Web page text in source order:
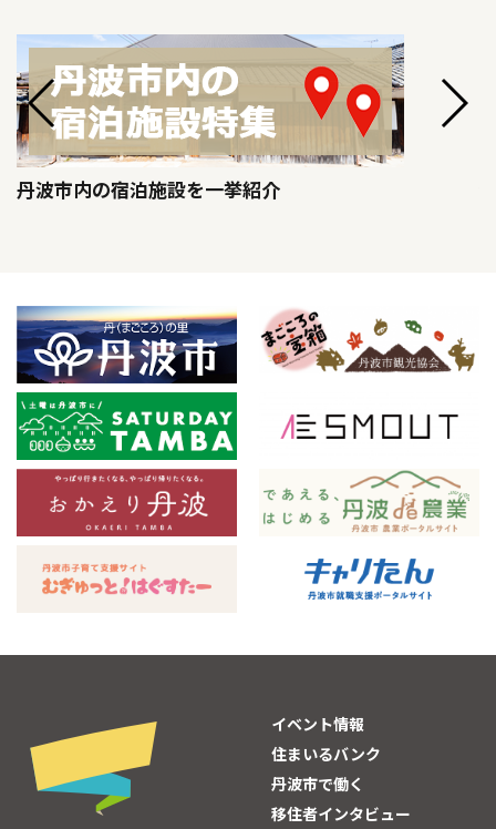
丹波市内の宿泊施設を一挙紹介
イベント情報
住まいるバンク
丹波市で働く
移住者インタビュー